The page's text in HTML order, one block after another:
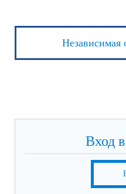
Независимая
Вход